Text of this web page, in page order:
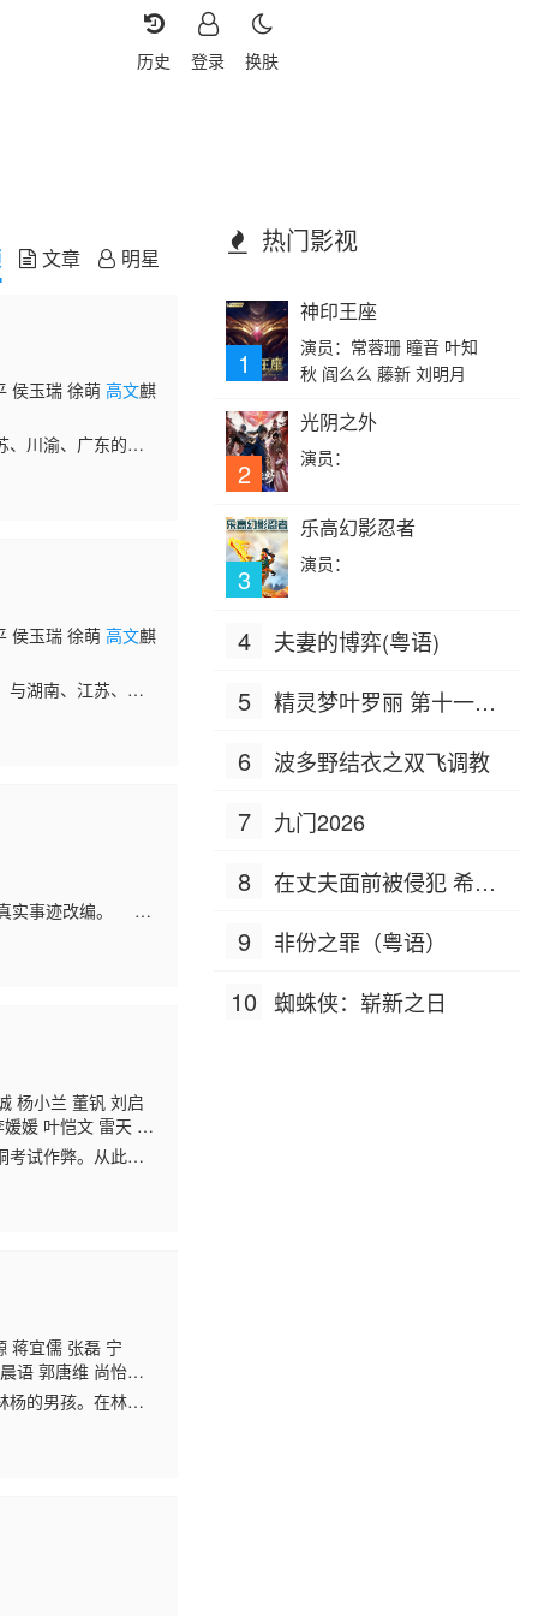
换肤
登录
历史
文章 明星
侯玉瑞 徐萌高文麒
、川渝、广东的特
展现中华美食的
侯玉瑞 徐萌高文麒
与湖南、江苏、川
冠军，全方位展
艺术底蕴。
的真实事迹改编。
志愿军战士不仅
杨小兰 董钒 刘启
媛 叶恺文 雷天 傅
梓萱
考试作弊。从此两
浪漫爱情故事。而
蒋宜儒 张磊 宁
语 郭唐维 尚怡
杨厚垚 董日昇 毛
杨的男孩。在林杨
却被父母要求远
热门影视
1
神印王座
演员：常蓉珊 瞳音 叶知
秋 阎么么 藤新 刘明月
2
光阴之外
演员：
3
乐高幻影忍者
演员：
4 夫妻的博弈(粤语)
5
精灵梦叶罗丽 第十一季
6 波多野结衣之双飞调教
7 九门2026
8
在丈夫面前被侵犯 希岛
9 非份之罪（粤语）
10 蜘蛛侠：崭新之日